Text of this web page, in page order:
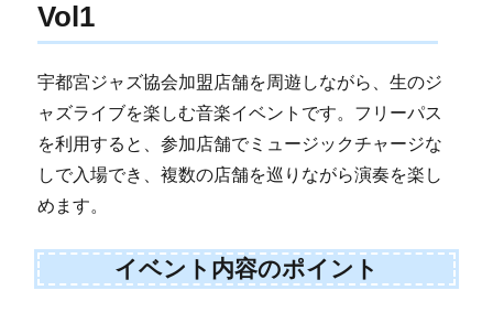
Vol1
宇都宮ジャズ協会加盟店舗を周遊しながら、生のジ
ャズライブを楽しむ音楽イベントです。フリーパス
を利用すると、参加店舗でミュージックチャージな
しで入場でき、複数の店舗を巡りながら演奏を楽し
めます。
イベント内容のポイント